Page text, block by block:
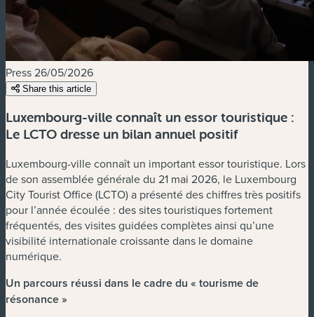
Press26/05/2026
Share this article
Luxembourg-ville connaît un essor touristique :
Le LCTO dresse un bilan annuel positif
Luxembourg-ville connaît un important essor touristique. Lors
de son assemblée générale du 21 mai 2026, le Luxembourg
City Tourist Office (LCTO) a présenté des chiffres très positifs
pour l’année écoulée : des sites touristiques fortement
fréquentés, des visites guidées complètes ainsi qu’une
visibilité internationale croissante dans le domaine
numérique.
Un parcours réussi dans le cadre du « tourisme de
résonance »